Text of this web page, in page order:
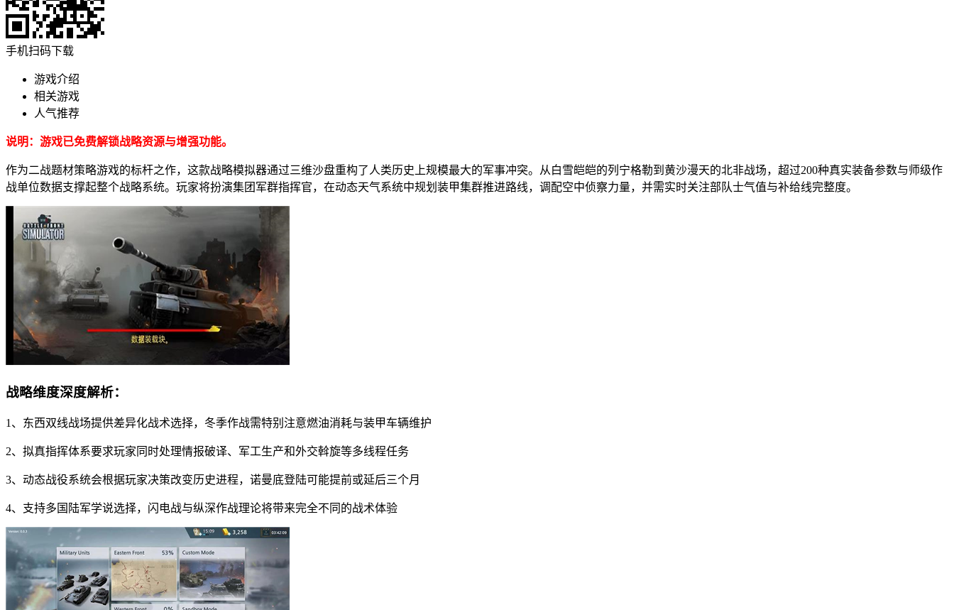
手机扫码下载
游戏介绍
相关游戏
人气推荐
说明：游戏已免费解锁战略资源与增强功能。
作为二战题材策略游戏的标杆之作，这款战略模拟器通过三维沙盘重构了人类历史上规模最大的军事冲突。从白雪皑皑的列宁格勒到黄沙漫天的北非战场，超过200种真实装备参数与师级作
战单位数据支撑起整个战略系统。玩家将扮演集团军群指挥官，在动态天气系统中规划装甲集群推进路线，调配空中侦察力量，并需实时关注部队士气值与补给线完整度。
战略维度深度解析：
1、东西双线战场提供差异化战术选择，冬季作战需特别注意燃油消耗与装甲车辆维护
2、拟真指挥体系要求玩家同时处理情报破译、军工生产和外交斡旋等多线程任务
3、动态战役系统会根据玩家决策改变历史进程，诺曼底登陆可能提前或延后三个月
4、支持多国陆军学说选择，闪电战与纵深作战理论将带来完全不同的战术体验